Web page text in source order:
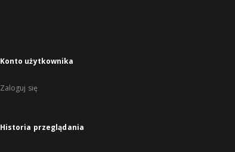
Konto użytkownika
Zaloguj się
Historia przeglądania